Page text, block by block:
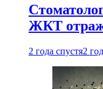
ЖКТ
2 года спустя2